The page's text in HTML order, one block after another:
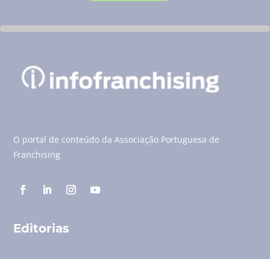
O portal de conteúdo da Associação Portuguesa de
Franchising
Editorias